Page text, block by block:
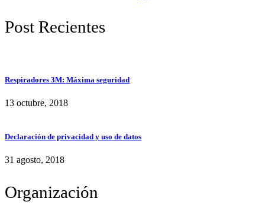
Post Recientes
Respiradores 3M: Máxima seguridad
13 octubre, 2018
Declaración de privacidad y uso de datos
31 agosto, 2018
Organización